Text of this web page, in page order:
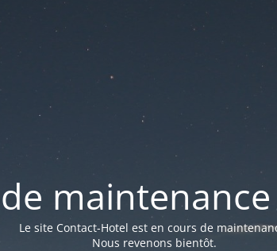
Le site Contact-Hotel est en cours de
Nous revenons bientôt.